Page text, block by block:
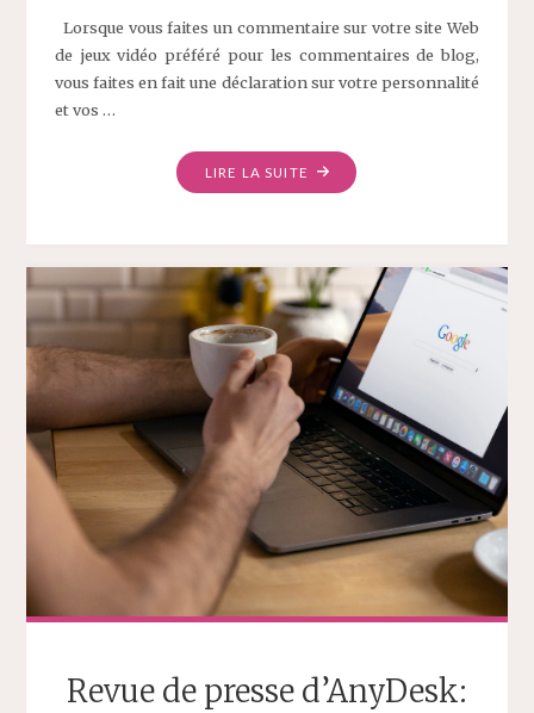
Lorsque vous faites un commentaire sur votre site Web
de jeux vidéo préféré pour les commentaires de blog,
vous faites en fait une déclaration sur votre personnalité
et vos …
LIRE LA SUITE
Revue de presse d’AnyDesk: